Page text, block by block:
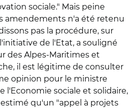
sociale." Mais peine
amendements n'a été retenu
pas la procédure, sur
de l'Etat, a souligné
des Alpes-Maritimes et
il est légitime de consulter
opinion pour le ministre
l'Economie sociale et solidaire,
qu'un "appel à projets